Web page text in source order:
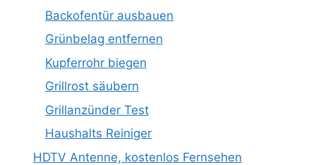
Backofentür ausbauen
Grünbelag entfernen
Kupferrohr biegen
Grillrost säubern
Grillanzünder Test
Haushalts Reiniger
HDTV Antenne, kostenlos Fernsehen